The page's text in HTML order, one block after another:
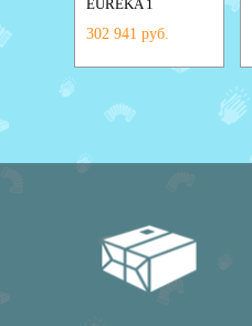
EUREKA 1
302 941 руб.